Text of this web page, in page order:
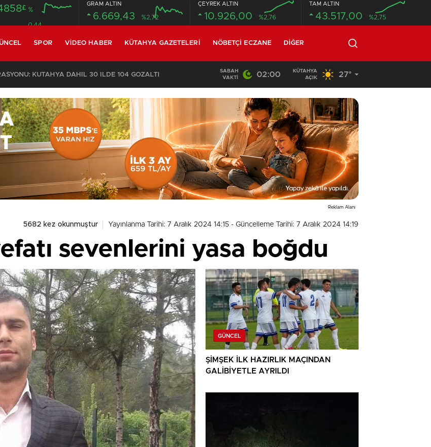
£ %
0.44
GRAM ALTIN
6.669,43 %2,72
ÇEYREK ALTIN
10.926,00 %2,76
TAM ALTIN
43.517,00 %2,75
SPOR VIDEO HABER KÜTAHYA GAZETELERI NÖBETÇI ECZANE DIĞER
KOMŞULARI ÖLDÜĞÜNÜ SANDI, YAŞLI KADINI ÇÖP YIĞINININ ARASINDA BULUNDU 18:26 / Beton mikseri motosiklete çarptı: 1 ölü, 1 ağır yaralı
SABAH
VAKTI
02:00
KÜTAHYA
AÇIK
27°
Reklam Alanı
5682 kez okunmuştur Yayınlanma Tarihi: 7 Aralık 2024 14:15 - Güncelleme Tarihi: 7 Aralık 2024 14:19
sevenlerini yasa boğdu
GÜNCEL
ŞİMŞEK İLK HAZIRLIK MAÇINDAN
GALİBİYETLE AYRILDI